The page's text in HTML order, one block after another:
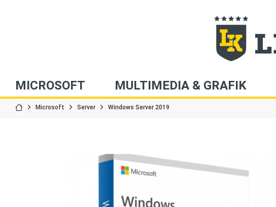
MICROSOFT MULTIMEDIA & GRAFIK
Microsoft Server Windows Server 2019